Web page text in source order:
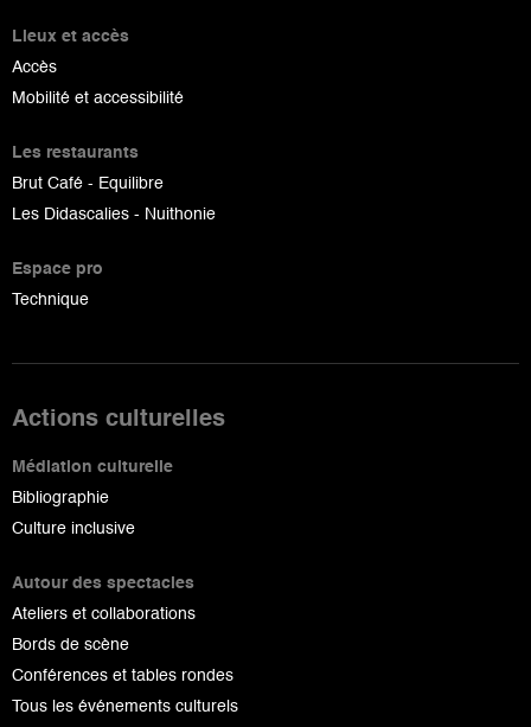
Lieux et accès
Accès
Mobilité et accessibilité
Les restaurants
Brut Café - Equilibre
Les Didascalies - Nuithonie
Espace pro
Technique
Actions culturelles
Médiation culturelle
Bibliographie
Culture inclusive
Autour des spectacles
Ateliers et collaborations
Bords de scène
Conférences et tables rondes
Tous les événements culturels